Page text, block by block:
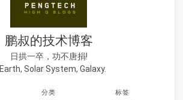
鹏叔的技术博客
日拱一卒，功不唐捐!
Earth, Solar System, Galaxy.
分类 标签